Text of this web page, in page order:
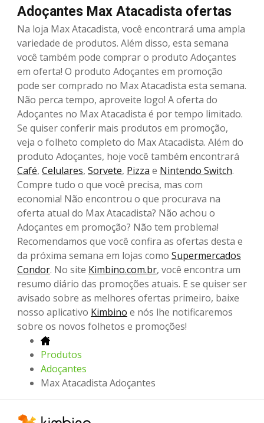
Adoçantes Max Atacadista ofertas
Na loja Max Atacadista, você encontrará uma ampla
variedade de produtos. Além disso, esta semana
você também pode comprar o produto Adoçantes
em oferta! O produto Adoçantes em promoção
pode ser comprado no Max Atacadista esta semana.
Não perca tempo, aproveite logo! A oferta do
Adoçantes no Max Atacadista é por tempo limitado.
Se quiser conferir mais produtos em promoção,
veja o folheto completo do Max Atacadista. Além do
produto Adoçantes, hoje você também encontrará
Café, Celulares, Sorvete, Pizza e Nintendo Switch.
Compre tudo o que você precisa, mas com
economia! Não encontrou o que procurava na
oferta atual do Max Atacadista? Não achou o
Adoçantes em promoção? Não tem problema!
Recomendamos que você confira as ofertas desta e
da próxima semana em lojas como Supermercados
Condor. No site Kimbino.com.br, você encontra um
resumo diário das promoções atuais. E se quiser ser
avisado sobre as melhores ofertas primeiro, baixe
nosso aplicativo Kimbino e nós lhe notificaremos
sobre os novos folhetos e promoções!
Produtos
Adoçantes
Max Atacadista Adoçantes